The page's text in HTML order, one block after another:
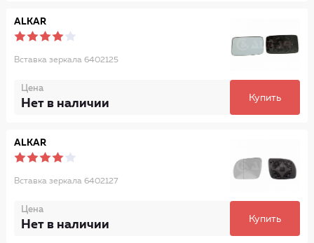
ALKAR
Вставка зеркала 6402125
Цена
Нет в наличии Купить
ALKAR
Вставка зеркала 6402127
Цена
Нет в наличии Купить